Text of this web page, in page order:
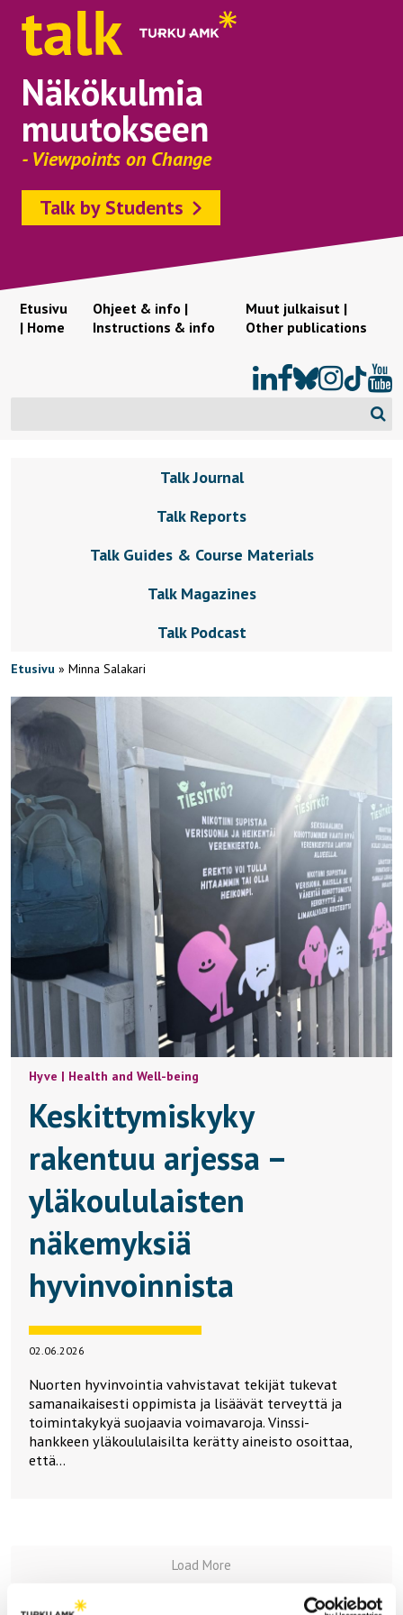
Näkökulmia
muutokseen
- Viewpoints on Change
Talk by Students
Etusivu
| Home
Ohjeet & info |
Instructions & info
Muut julkaisut |
Other publications
Talk Journal
Talk Reports
Talk Guides & Course Materials
Talk Magazines
Talk Podcast
Etusivu » Minna Salakari
Hyve | Health and Well-being
Keskittymiskyky
rakentuu arjessa –
yläkoululaisten
näkemyksiä
hyvinvoinnista
02.06.2026
Nuorten hyvinvointia vahvistavat tekijät tukevat
samanaikaisesti oppimista ja lisäävät terveyttä ja
toimintakykyä suojaavia voimavaroja. Vinssi-
hankkeen yläkoululaisilta kerätty aineisto osoittaa,
että…
Load More